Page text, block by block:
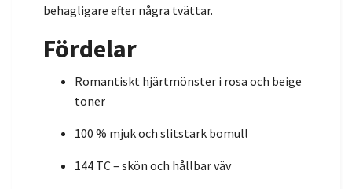
behagligare efter några tvättar.
Fördelar
Romantiskt hjärtmönster i rosa och beige
toner
100 % mjuk och slitstark bomull
144 TC – skön och hållbar väv